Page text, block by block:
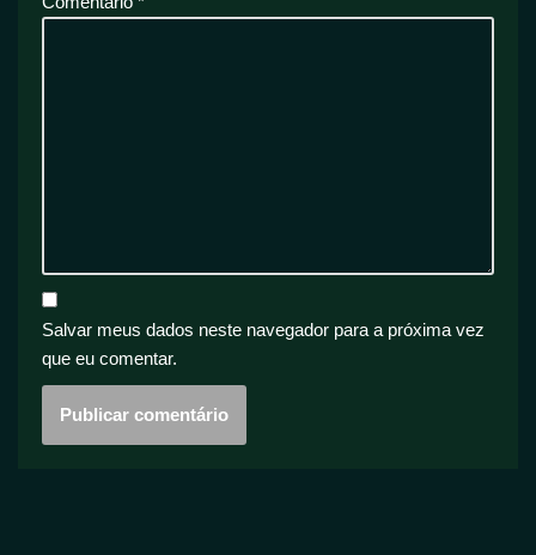
Salvar meus dados neste navegador para a próxima vez
que eu comentar.